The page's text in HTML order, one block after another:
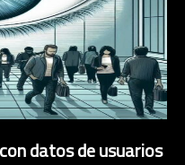
datos de usuarios